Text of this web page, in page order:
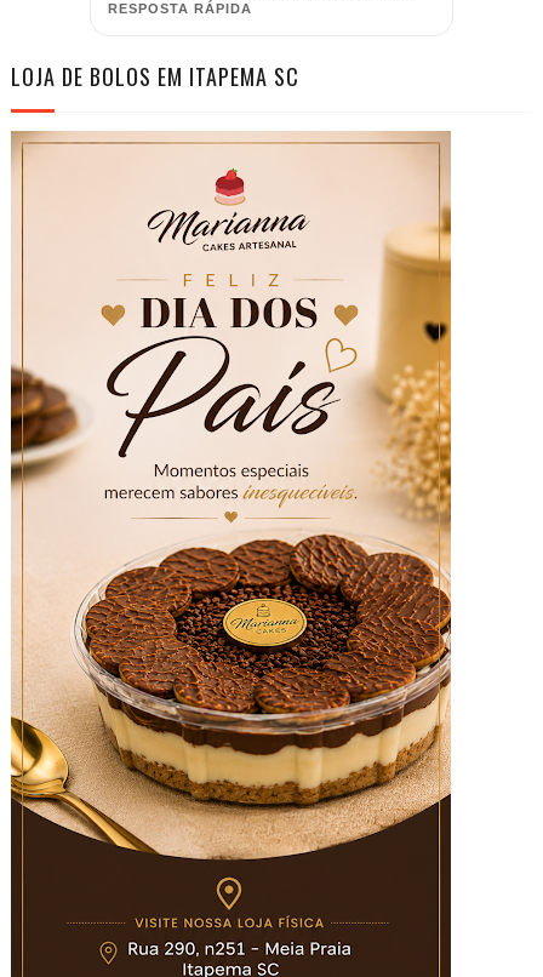
RESPOSTA RÁPIDA
LOJA DE BOLOS EM ITAPEMA SC